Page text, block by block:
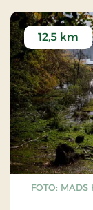
FOTO: MADS
12,5 km